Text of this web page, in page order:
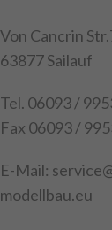
gleichmäßige
während die
das Bauteil
Einheit
bestehenden
verschraubt -
Von Cancrin
63877 Sailauf
Tel. 06093 /
Fax 06093 /
E-Mail:
modellbau.eu